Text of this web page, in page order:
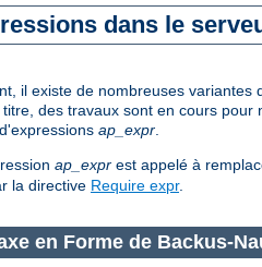
dans le
il existe de nombreuses
des travaux sont en cours
ap_expr.
ap_expr est appelé à
la directive Require expr.
en Forme de Backus-